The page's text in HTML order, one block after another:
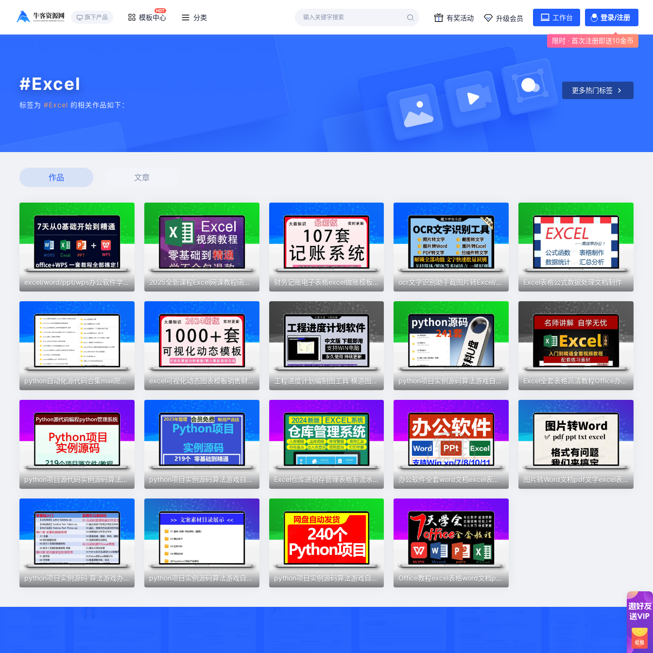
旗下产品 模板中心 分类 有奖活动 升级会员 工作台 登录/注册
限时 · 首次注册即送10金币
#Excel
标签为 #Excel 的相关作品如下：
更多热门标签
作品 文章
excel/word/ppt/wps办公软件学习教程零基础入门到精通全套视频 2025全新课程Excel网课教程函数公式从入门到精通数据处理与分析 财务记账电子表格excel做账模板系统公司内账管理收支电商家庭 ocr文字识别助手截图片转Excel/word/pdf批量转换扫描件提取工具 Excel表格公式数据处理文档制作
python自动化源代码合集mail爬虫excel处理word PPT 办公文件模板 excel可视化动态图表模板销售财务会计人事工作计划数据分析表格 工程进度计划编制图工具 横道图/网络图系统可导出excel生成打印 python项目实例源码算法游戏自动办公Excel处理实战运行代码U优盘 Excel全套表格高清教程Office办公软件零基础入门精通网课
python项目源代码实例源码算法游戏自动办公Excel处理wor实战有声 python项目实例源码算法游戏自动办公Excel处理实战可运行源代码 Excel仓库进销存管理表格系流水账一体化仓库出入库软件系统库存 办公软件全套word文档excel表格ppt演示送教程模板远程安装包永久 图片转Word文档pdf文字excel表格txt文本扫描处理人工代转服务
python项目实例源码 算法游戏办公自动化Excel处理word实战源代码 python项目实例源码算法游戏自动办公Excel处理基础实战案例代码 python项目实例源码算法游戏自动办公Excel处理实战案例运行代码 Office教程excel表格word文档ppt办公软件WPS零基础全套视频网课